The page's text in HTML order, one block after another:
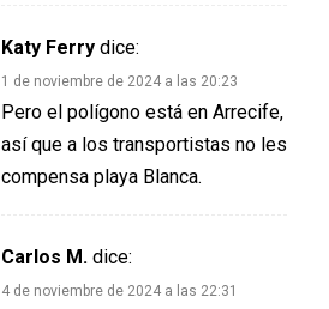
Katy Ferry dice:
1 de noviembre de 2024 a las 20:23
Pero el polígono está en Arrecife,
así que a los transportistas no les
compensa playa Blanca.
Carlos M. dice:
4 de noviembre de 2024 a las 22:31